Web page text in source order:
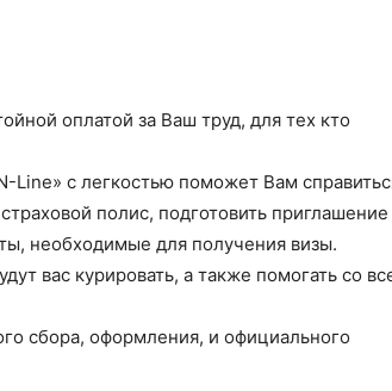
оплатой за Ваш труд, для тех кто
с легкостью поможет Вам
полис, подготовить приглашение
необходимые для получения визы.
вас курировать, а также помогать со
сбора, оформления, и официального